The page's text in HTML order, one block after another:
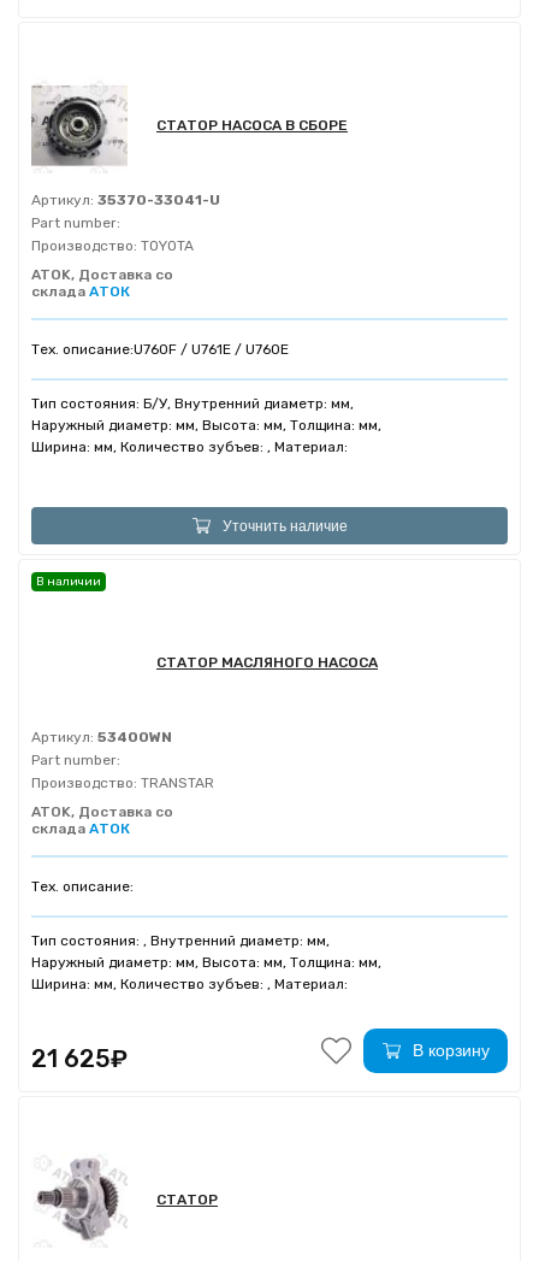
СТАТОР НАСОСА В СБОРЕ
Артикул: 35370-33041-U
Part number:
Производство: TOYOTA
ATOK, Доставка со
склада АТОК
Тех. описание:U760F / U761E / U760E
Тип состояния: Б/У, Внутренний диаметр: мм,
Наружный диаметр: мм, Высота: мм, Толщина: мм,
Ширина: мм, Количество зубъев: , Материал:
Уточнить наличие
СТАТОР МАСЛЯНОГО НАСОСА
Артикул: 53400WN
Part number:
Производство: TRANSTAR
ATOK, Доставка со
склада АТОК
Тех. описание:
Тип состояния: , Внутренний диаметр: мм,
Наружный диаметр: мм, Высота: мм, Толщина: мм,
Ширина: мм, Количество зубъев: , Материал:
В наличии
21 625₽ В корзину
СТАТОР